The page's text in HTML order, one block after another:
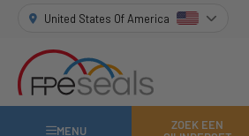
United States Of America
MENU
ZOEK EEN